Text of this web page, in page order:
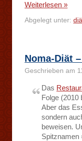
Weiterlesen »
Abgelegt unter:
Noma-Diät
Geschrieben am
Das
Folge (2010
Aber das
sondern
beweisen.
Spitznamen